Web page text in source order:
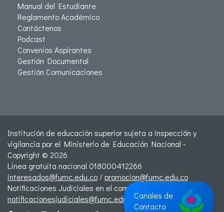
Manual del Estudiante
Reglamento Académico
Contáctenos
Podcast
Convenios Aspirantes
Gestión Documental
Gestión Comunicaciones
Institución de educación superior sujeta a inspección y
vigilancia por el Ministerio de Educación Nacional -
Copyright © 2026
Línea gratuita nacional 018000412266
interesados@fumc.edu.co /promocion@fumc.edu.co
Notificaciones Judiciales en el correo:
notificacionesjudiciales@fumc.edu.coCanales de
Contacto